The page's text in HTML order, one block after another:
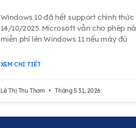
Windows 10 đã hết support chính thức
14/10/2025. Microsoft vẫn cho phép
miễn phí lên Windows 11 nếu máy đủ
XEM CHI TIẾT
Lê Thị Thu Thơm Tháng 5 31, 2026